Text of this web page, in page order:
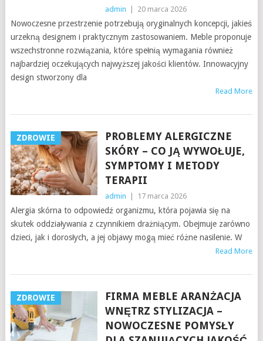
admin 20 marca 2026
Nowoczesne przestrzenie potrzebują oryginalnych koncepcji, jakieś
urzekną designem i praktycznym zastosowaniem. Meble proponuje
wszechstronne rozwiązania, które spełnią wymagania również
najbardziej oczekujących najwyższej jakości klientów. Innowacyjny
design stworzony dla
Read More
ZDROWIE
PROBLEMY ALERGICZNE
SKÓRY – CO JĄ WYWOŁUJE,
SYMPTOMY I METODY
TERAPII
admin 17 marca 2026
Alergia skórna to odpowiedź organizmu, która pojawia się na
skutek oddziaływania z czynnikiem drażniącym. Obejmuje zarówno
dzieci, jak i dorosłych, a jej objawy mogą mieć różne nasilenie. W
Read More
ZDROWIE
FIRMA MEBLE ARANŻACJA
WNĘTRZ STYLIZACJA –
NOWOCZESNE POMYSŁY